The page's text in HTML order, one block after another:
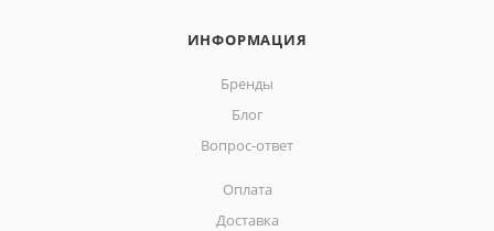
ИНФОРМАЦИЯ
Бренды
Блог
Вопрос-ответ
Оплата
Доставка